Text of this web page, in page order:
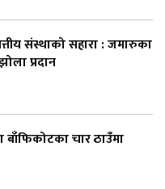
संस्थाको सहारा : जमारुका
प्रदान
बाँफिकोटका चार ठाउँमा